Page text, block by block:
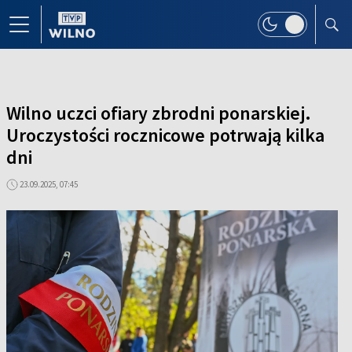
Wilno uczci ofiary zbrodni ponarskiej.
Uroczystości rocznicowe potrwają kilka
dni
23.09.2025, 07:45